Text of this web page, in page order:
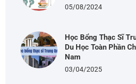
05/08/2024
Học Bổng Thạc Sĩ
Du Học Toàn Phần
Nam
03/04/2025